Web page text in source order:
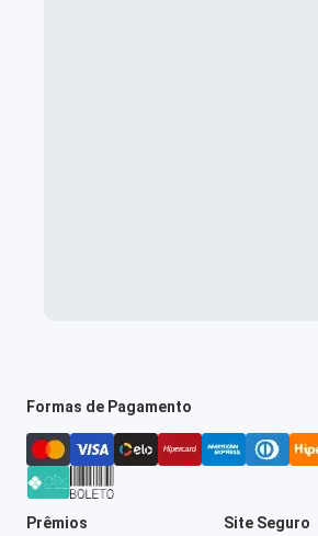
Formas de Pagamento
Prêmios Site Seguro